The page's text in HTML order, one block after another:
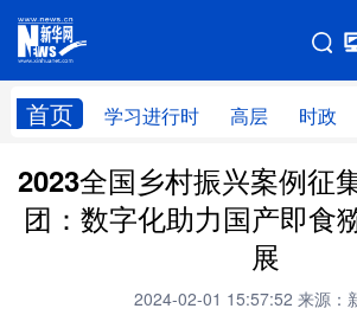
首页 学习进行时 高层 时政
网站地图
学习进行时 高层 时政
国际 财经 网评
2023全国乡村振兴案例征
团：数字化助力国产即食
展
2024-02-01 15:57:52 来源：